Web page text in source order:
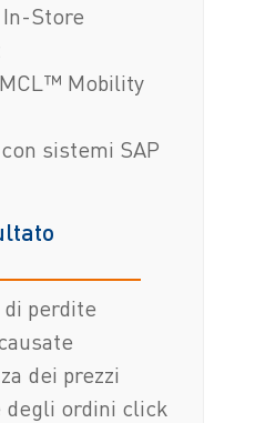
Store
Mobility
sistemi SAP
perdite
dei prezzi
degli ordini click